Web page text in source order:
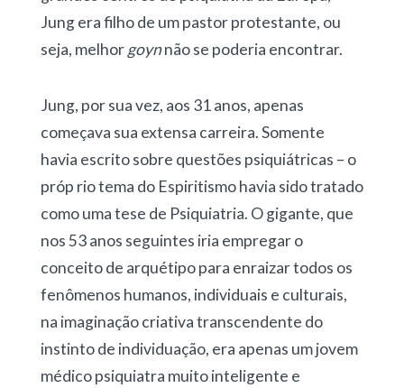
Jung era filho de um pastor protestante, ou
seja, melhorgoynnão se poderia encontrar.
Jung, por sua vez, aos 31 anos, apenas
começava sua extensa carreira. Somente
havia escrito sobre questões psiquiátricas – o
próp rio tema do Espiritismo havia sido tratado
como uma tese de Psiquiatria. O gigante, que
nos 53 anos seguintes iria empregar o
conceito de arquétipo para enraizar todos os
fenômenos humanos, individuais e culturais,
na imaginação criativa transcendente do
instinto de individuação, era apenas um jovem
médico psiquiatra muito inteligente e